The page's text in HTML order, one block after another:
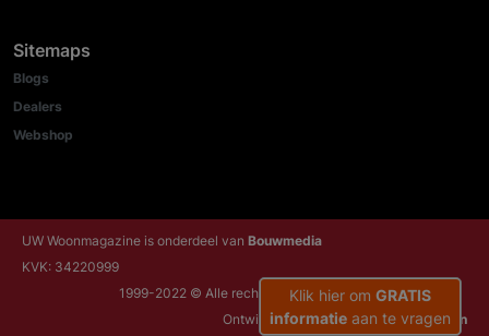
Sitemaps
Blogs
Dealers
Webshop
UW Woonmagazine is onderdeel van Bouwmedia
KVK: 34220999
1999-2022 © Alle rechten voorbehouden
Ontwikkeld door:NRG Internetdiensten
Klik hier om GRATIS
informatie aan te vragen